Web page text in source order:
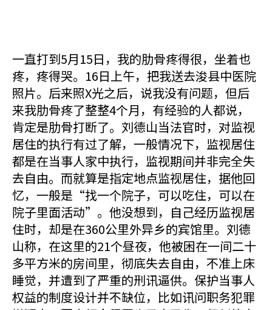
一直打到5月15日，我的肋骨疼得很，坐着也
疼，疼得哭。16日上午，把我送去浚县中医院
照片。后来照X光之后，说我没有问题，但后
来我肋骨疼了整整4个月，有经验的人都说，
肯定是肋骨打断了。刘德山当法官时，对监视
居住的执行有过了解，一般情况下，监视居住
都是在当事人家中执行，监视期间并非完全失
去自由。而就算是指定地点监视居住，据他回
忆，一般是“找一个院子，可以吃住，可以在
院子里面活动”。他没想到，自己经历监视居
住时，却是在360公里外异乡的宾馆里。刘德
山称，在这里的21个昼夜，他被困在一间二十
多平方米的房间里，彻底失去自由，不准上床
睡觉，并遭到了严重的刑讯逼供。保护当事人
权益的制度设计并不缺位，比如讯问职务犯罪